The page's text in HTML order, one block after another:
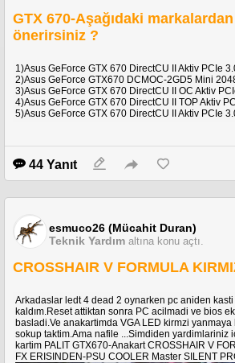
GTX 670-Aşağıdaki
önerirsiniz ?
1)Asus GeForce GTX 670 DirectCU II Aktiv PCIe
2)Asus GeForce GTX670 DCMOC-2GD5 Mini
3)Asus GeForce GTX 670 DirectCU II OC Aktiv
4)Asus GeForce GTX 670 DirectCU II TOP Aktiv
5)Asus GeForce GTX 670 DirectCU II Aktiv PCIe
44 Yanıt
esmuco26 (Mücahit Duran)
Teknik Yardım altına konu açtı.
CROSSHAIR V FORMULA
Arkadaslar ledt 4 dead 2 oynarken pc aniden
kaldım.Reset attiktan sonra PC acilmadi ve bios
basladi.Ve anakartimda VGA LED kirmzi
sokup taktim.Ama nafile ...Simdiden yardimlariniz
kartim PALIT GTX670-Anakart CROSSHAIR V
FX ERISINDEN-PSU COOLER Master SILENT